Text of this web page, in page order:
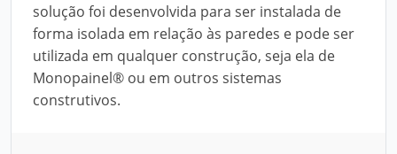
solução foi desenvolvida para ser instalada de
forma isolada em relação às paredes e pode ser
utilizada em qualquer construção, seja ela de
Monopainel® ou em outros sistemas
construtivos.